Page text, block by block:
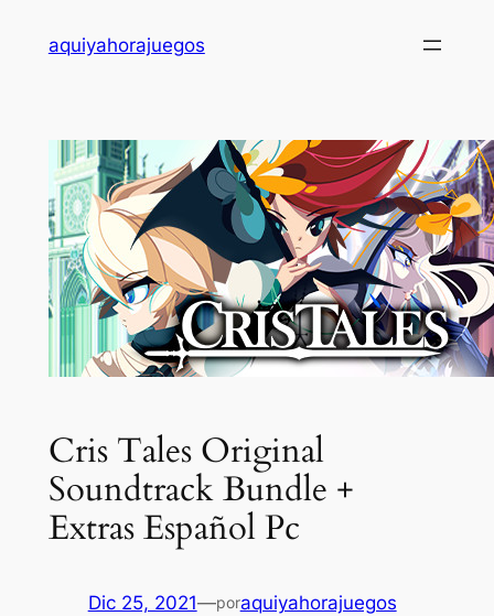
aquiyahorajuegos
Cris Tales Original
Soundtrack Bundle +
Extras Español Pc
Dic 25, 2021—poraquiyahorajuegos